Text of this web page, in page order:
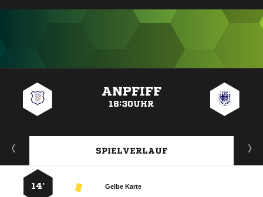
ANPFIFF
18:30UHR
SPIELVERLAUF
Gelbe Karte
14’